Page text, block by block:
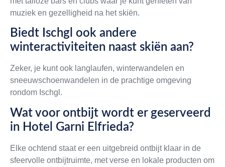
muziek en gezelligheid na het skiën.
Biedt Ischgl ook andere
winteractiviteiten naast skiën aan?
Zeker, je kunt ook langlaufen, winterwandelen en
sneeuwschoenwandelen in de prachtige omgeving
rondom Ischgl.
Wat voor ontbijt wordt er geserveerd
in Hotel Garni Elfrieda?
Elke ochtend staat er een uitgebreid ontbijt klaar in de
sfeervolle ontbijtruimte, met verse en lokale producten om